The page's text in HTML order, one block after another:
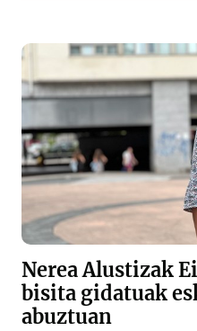
Nerea Alustizak
bisita gidatuak
abuztuan